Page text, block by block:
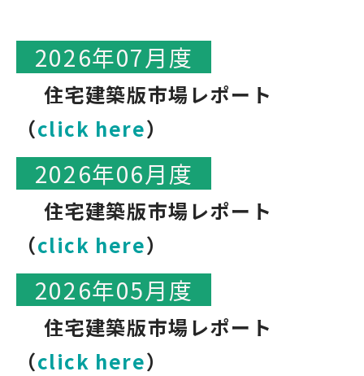
2026年07月度
住宅建築版市場レポート
（click here）
2026年06月度
住宅建築版市場レポート
（click here）
2026年05月度
住宅建築版市場レポート
（click here）